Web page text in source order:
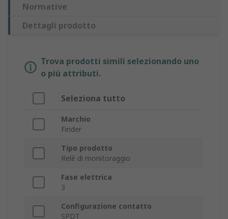
Normative
Dettagli prodotto
Trova prodotti simili selezionando uno
o più attributi.
Seleziona tutto
Marchio
Finder
Tipo prodotto
Relè di monitoraggio
Fase elettrica
3
Configurazione contatto
SPDT